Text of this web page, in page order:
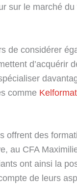
sur le marché du
de considérer
d’acquérir
comme
offrent des
au CFA
ont ainsi la
de leurs